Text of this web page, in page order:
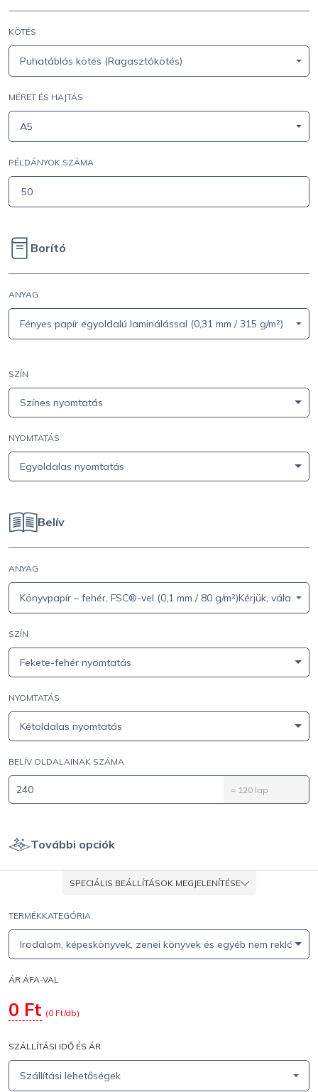
KÖTÉS
Puhatáblás kötés (Ragasztókötés)
MÉRET ÉS HAJTÁS
A5
PÉLDÁNYOK SZÁMA
Borító
ANYAG
Fényes papír egyoldalú laminálással (0,31 mm / 315 g/m²)
SZÍN
Színes nyomtatás
NYOMTATÁS
Egyoldalas nyomtatás
Belív
ANYAG
Könyvpapír – fehér, FSC®-vel (0,1 mm / 80 g/m²)Kérjük,
SZÍN
Fekete-fehér nyomtatás
NYOMTATÁS
Kétoldalas nyomtatás
BELÍV OLDALAINAK SZÁMA
= 120 lap
További opciók
SPECIÁLIS BEÁLLÍTÁSOK MEGJELENÍTÉSE
TERMÉKKATEGÓRIA
Irodalom, képeskönyvek, zenei könyvek és egyéb nem reklám
ÁR ÁFA-VAL
0 Ft (0 Ft/db)
SZÁLLÍTÁSI IDŐ ÉS ÁR
Szállítási lehetőségek